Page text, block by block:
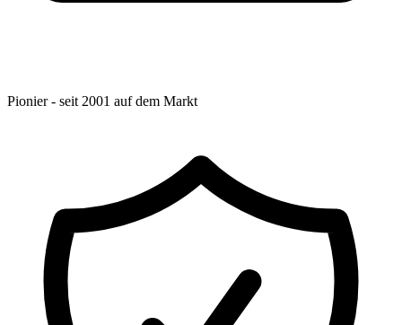
Pionier - seit 2001 auf dem Markt